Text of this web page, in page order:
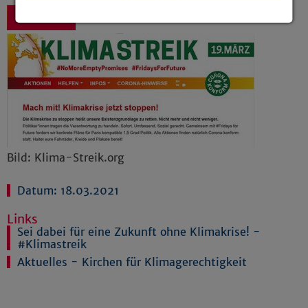
Bild: Klima-Streik.org
Datum: 18.03.2021
Links
Sei dabei für eine Zukunft ohne Klimakrise! -
#Klimastreik
Aktuelles - Kirchen für Klimagerechtigkeit
Impressum|Datenschutz